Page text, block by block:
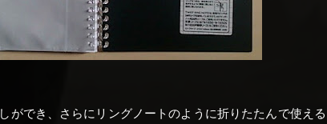
ができ、さらにリングノートのように折りたたんで使える